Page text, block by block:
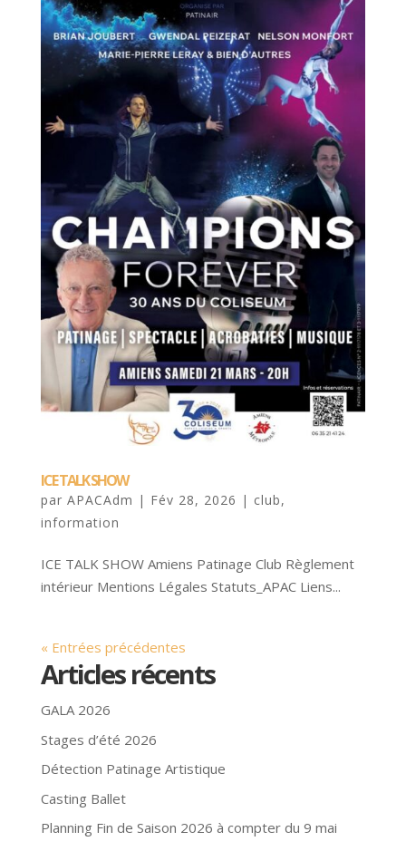
ICE TALK SHOW
par APACAdm | Fév 28, 2026 | club,
information
ICE TALK SHOW Amiens Patinage Club Règlement
intérieur Mentions Légales Statuts_APAC Liens...
« Entrées précédentes
Articles récents
GALA 2026
Stages d’été 2026
Détection Patinage Artistique
Casting Ballet
Planning Fin de Saison 2026 à compter du 9 mai